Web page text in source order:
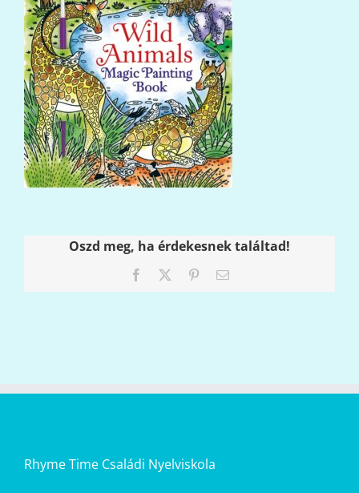
Oszd meg, ha érdekesnek találtad!
Facebook PinterestEmail:
Rhyme Time Családi Nyelviskola